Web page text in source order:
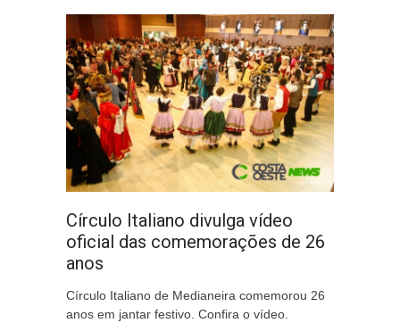
Círculo Italiano divulga vídeo
oficial das comemorações de 26
anos
Círculo Italiano de Medianeira comemorou 26
anos em jantar festivo. Confira o vídeo.